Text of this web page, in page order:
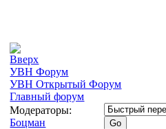
УВН Форум
УВН Открытый Форум
Главный форум
Модераторы:
Боцман